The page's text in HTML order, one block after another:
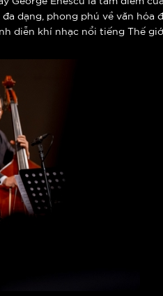
dạng, phong phú về văn hóa
diễn khí nhạc nổi tiếng Thế